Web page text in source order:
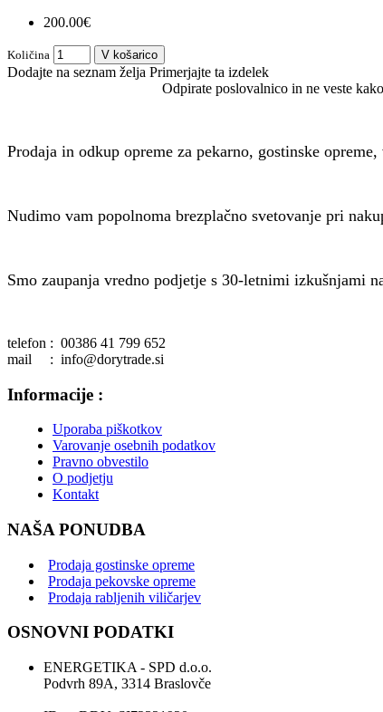
200.00€
Količina V košarico
Dodajte na seznam želja Primerjajte ta izdelek
Odpirate poslovalnico in ne veste
Prodaja in odkup opreme za pekarno, gostinske
Nudimo vam popolnoma brezplačno svetovanje pri
Smo zaupanja vredno podjetje s 30-letnimi izkušnjami
telefon : 00386 41 799 652
mail : info@dorytrade.si
Informacije :
Uporaba piškotkov
Varovanje osebnih podatkov
Pravno obvestilo
O podjetju
Kontakt
NAŠA PONUDBA
Prodaja gostinske opreme
Prodaja pekovske opreme
Prodaja rabljenih viličarjev
OSNOVNI PODATKI
ENERGETIKA - SPD d.o.o.
Podvrh 89A, 3314 Braslovče